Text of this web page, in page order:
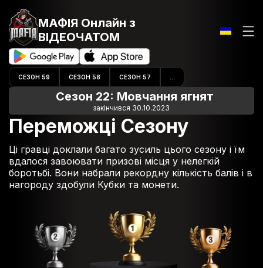
МАФІЯ Онлайн з
ВІДЕОЧАТОМ
СЕЗОН 59 СЕЗОН 58 СЕЗОН 57
Сезон 22: Мовчання ягнят
закінчився 30.10.2023
Переможці Сезону
Ці гравці доклали багато зусиль цього сезону і їм
вдалося завоювати призові місця у нелегкій
боротьбі. Вони набрали рекордну кількість балів і в
нагороду здобули Кубки та монети.